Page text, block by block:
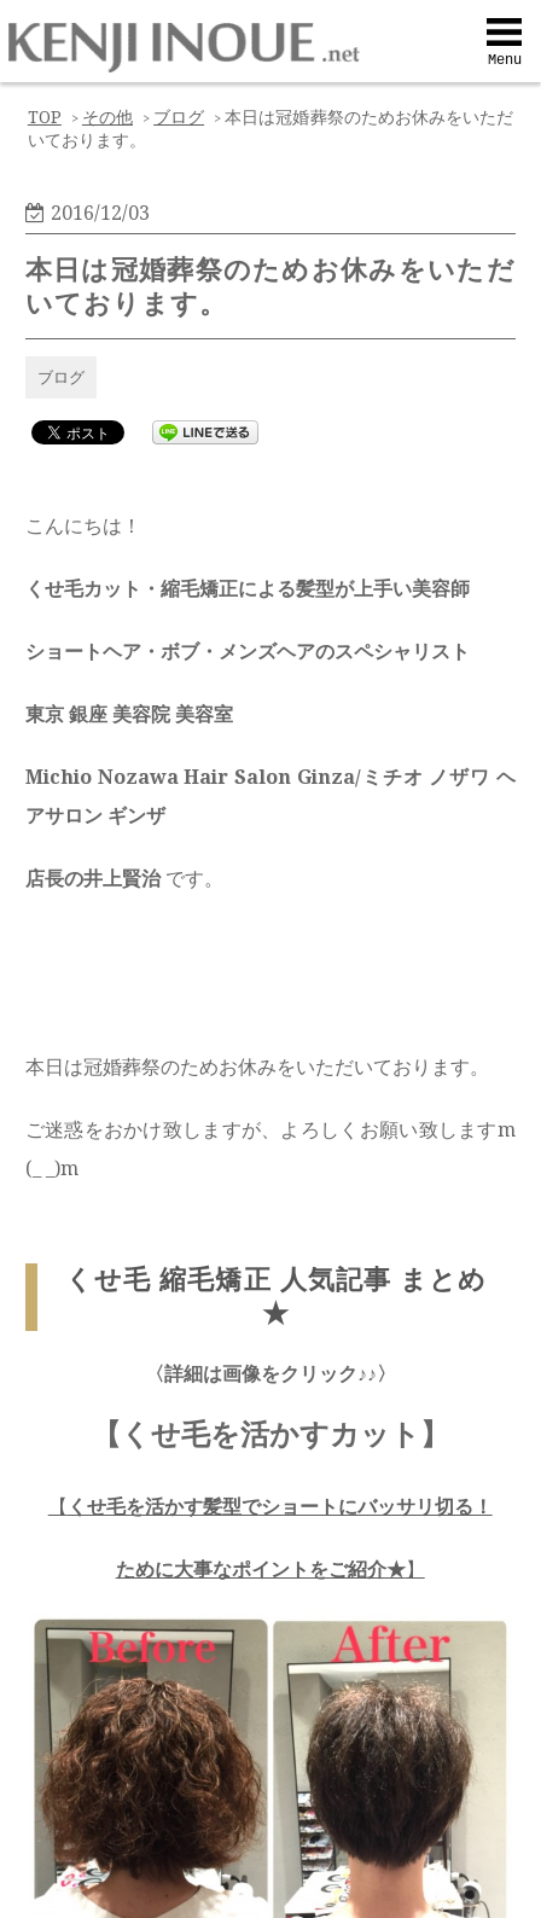
Menu
Q&A
Menu
TOP > その他 > ブログ >本日は冠婚葬祭のためお休みをいただ
いております。
2016/12/03
本日は冠婚葬祭のためお休みをいただ
いております。
ブログ
こんにちは！
くせ毛カット・縮毛矯正による髪型が上手い美容師
ショートヘア・ボブ・メンズヘアのスペシャリスト
東京 銀座 美容院 美容室
Michio Nozawa Hair Salon Ginza/ミチオ ノザワ ヘ
アサロン ギンザ
店長の井上賢治 です。
本日は冠婚葬祭のためお休みをいただいております。
ご迷惑をおかけ致しますが、よろしくお願い致しますm
(_ _)m
くせ毛 縮毛矯正 人気記事 まとめ
★
〈詳細は画像をクリック♪♪〉
【くせ毛を活かすカット】
【 くせ毛を活かす髪型でショートにバッサリ切る！
ために大事なポイントをご紹介★】